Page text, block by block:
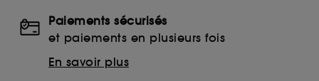
Paiements sécurisés
et paiements en plusieurs fois
En savoir plus